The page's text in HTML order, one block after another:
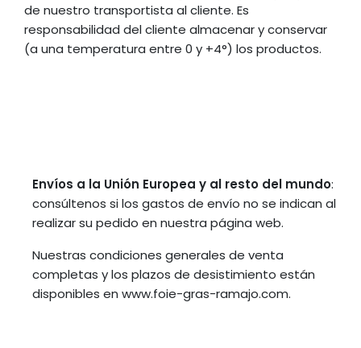
de nuestro transportista al cliente. Es
responsabilidad del cliente almacenar y conservar
(a una temperatura entre 0 y +4°) los productos.
Envíos a la Unión Europea y al resto del mundo:
consúltenos si los gastos de envío no se indican al
realizar su pedido en nuestra página web.
Nuestras condiciones generales de venta
completas y los plazos de desistimiento están
disponibles en www.foie-gras-ramajo.com.